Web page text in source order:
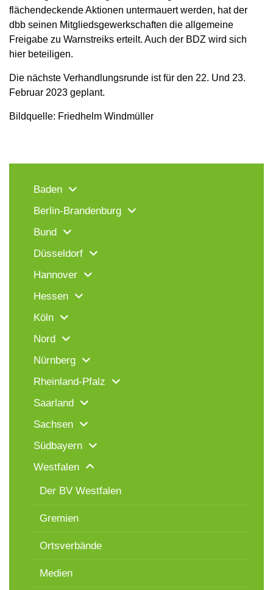
flächendeckende Aktionen untermauert werden, hat der
dbb seinen Mitgliedsgewerkschaften die allgemeine
Freigabe zu Warnstreiks erteilt. Auch der BDZ wird sich
hier beteiligen.
Die nächste Verhandlungsrunde ist für den 22. Und 23.
Februar 2023 geplant.
Bildquelle: Friedhelm Windmüller
Baden
Berlin-Brandenburg
Bund
Düsseldorf
Hannover
Hessen
Köln
Nord
Nürnberg
Rheinland-Pfalz
Saarland
Sachsen
Südbayern
Westfalen
Der BV Westfalen
Gremien
Ortsverbände
Medien